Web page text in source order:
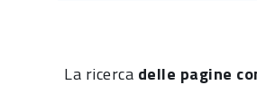
La ricerca delle pagine